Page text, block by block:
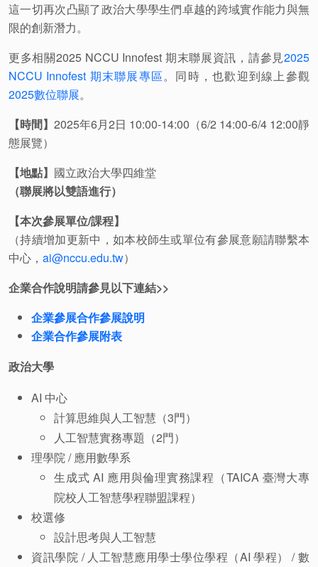
這一切再次凸顯了政治大學學生們卓越的跨域實作能力與無
限的創新潛力。
更多相關2025 NCCU Innofest 期末聯展資訊，請參見2025
NCCU Innofest 期末聯展專區。同時，也歡迎到線上參觀
2025數位聯展。
【時間】 2025年6月2日 10:00-14:00（6/2 14:00-6/4 12:00靜
態展覽）
【地點】 國立政治大學四維堂
（聯展將以雙語進行）
【本次參展單位/課程】
（持續增加更新中，如本校師生或單位有參展意願請聯繫本
中心， ai@nccu.edu.tw）
企業合作說明請參見以下連結>>
企業參展合作參展說明
企業合作參展附表
政治大學
AI 中心
計算思維與人工智慧（3門）
人工智慧實務專題（2門）
理學院 / 應用數學系
生成式 AI 應用與倫理實務課程（TAICA 臺灣大專
院校人工智慧學程聯盟課程）
校選修
設計思考與人工智慧
資訊學院 / 人工智慧應用學士學位學程（AI 學程） / 數